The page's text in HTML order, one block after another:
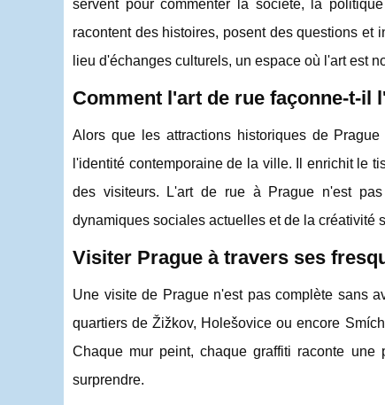
servent pour commenter la société, la
racontent des histoires, posent des questions et
lieu d'échanges culturels, un espace où l'art est
Comment l'art de rue façonne-t-il
Alors que les attractions historiques de
l'identité contemporaine de la ville. Il enrichit le
des visiteurs. L'art de rue à Prague n'est
dynamiques sociales actuelles et de la créativité
Visiter Prague à travers ses
Une visite de Prague n'est pas complète sans
quartiers de Žižkov, Holešovice ou encore
Chaque mur peint, chaque graffiti raconte
surprendre.